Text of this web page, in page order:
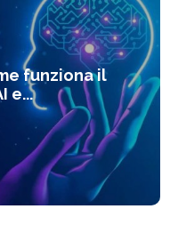
funziona il
e...